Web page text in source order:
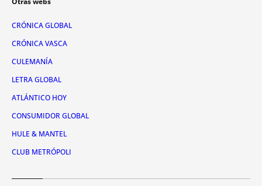
CRÓNICA GLOBAL
CRÓNICA VASCA
CULEMANÍA
LETRA GLOBAL
ATLÁNTICO HOY
CONSUMIDOR GLOBAL
HULE & MANTEL
CLUB METRÓPOLI